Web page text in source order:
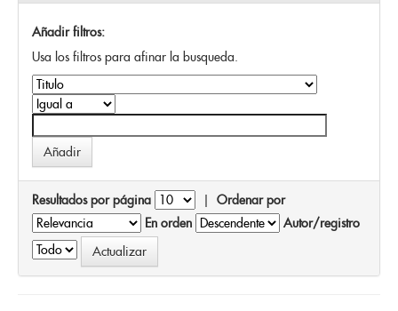
Añadir filtros:
Usa los filtros para afinar la busqueda.
Resultados por página | Ordenar por
En orden
Autor/registro